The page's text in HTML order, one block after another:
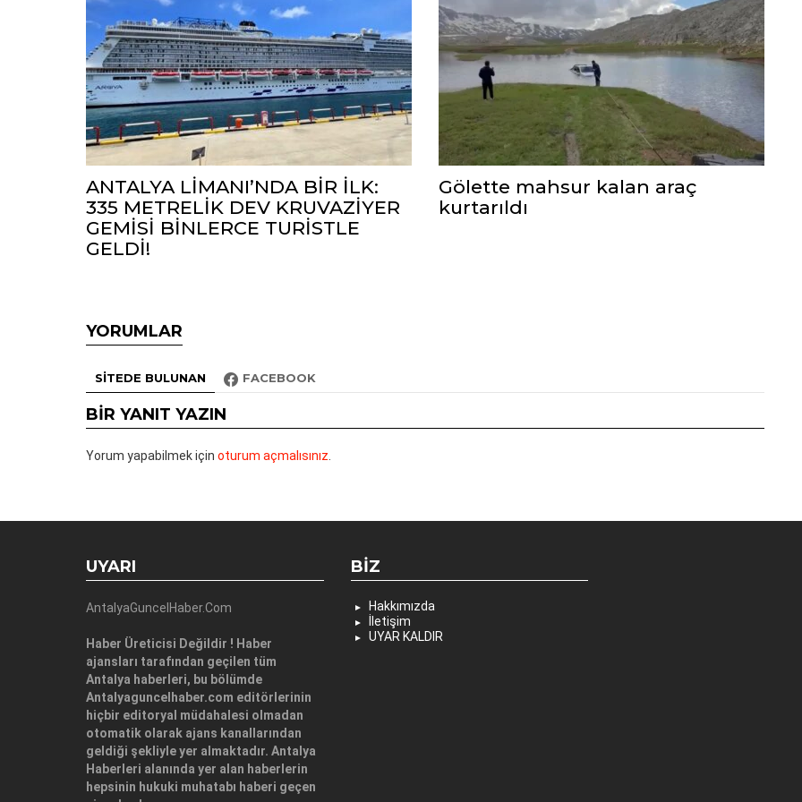
ANTALYA LİMANI’NDA BİR İLK:
335 METRELİK DEV KRUVAZİYER
GEMİSİ BİNLERCE TURİSTLE
GELDİ!
Gölette mahsur kalan araç
kurtarıldı
YORUMLAR
SITEDE BULUNAN FACEBOOK
BIR YANIT YAZIN
Yorum yapabilmek için oturum açmalısınız.
UYARI
AntalyaGuncelHaber.Com
Haber Üreticisi Değildir ! Haber
ajansları tarafından geçilen tüm
Antalya haberleri, bu bölümde
Antalyaguncelhaber.com editörlerinin
hiçbir editoryal müdahalesi olmadan
otomatik olarak ajans kanallarından
geldiği şekliyle yer almaktadır. Antalya
Haberleri alanında yer alan haberlerin
hepsinin hukuki muhatabı haberi geçen
BIZ
Hakkımızda
İletişim
UYAR KALDIR